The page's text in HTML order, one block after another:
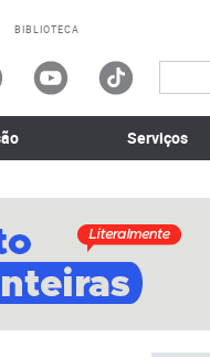
BIBLIOTECA
Serviços